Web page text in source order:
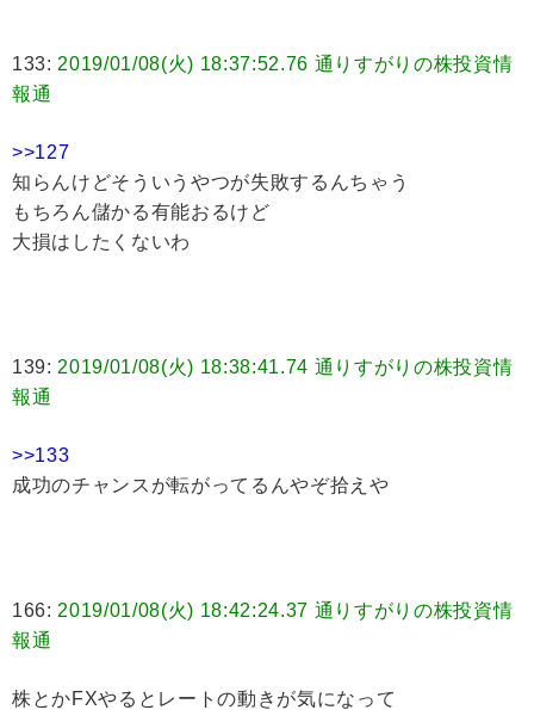
133: 2019/01/08(火) 18:37:52.76 通りすがりの株投資情
報通
>>127
知らんけどそういうやつが失敗するんちゃう
もちろん儲かる有能おるけど
大損はしたくないわ
139: 2019/01/08(火) 18:38:41.74 通りすがりの株投資情
報通
>>133
成功のチャンスが転がってるんやぞ拾えや
166: 2019/01/08(火) 18:42:24.37 通りすがりの株投資情
報通
株とかFXやるとレートの動きが気になって